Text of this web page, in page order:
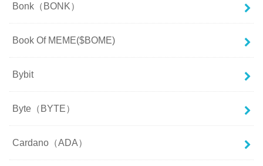
Bonk（BONK）
Book Of MEME($BOME)
Bybit
Byte（BYTE）
Cardano（ADA）